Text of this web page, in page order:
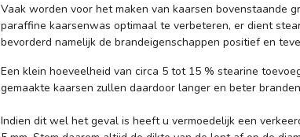
Vaak worden voor het maken van kaarsen bovenstaande
paraffine kaarsenwas optimaal te verbeteren, er dient
bevorderd namelijk de brandeigenschappen positief en
Een klein hoeveelheid van circa 5 tot 15 % stearine
gemaakte kaarsen zullen daardoor langer en beter
Indien dit wel het geval is heeft u vermoedelijk een